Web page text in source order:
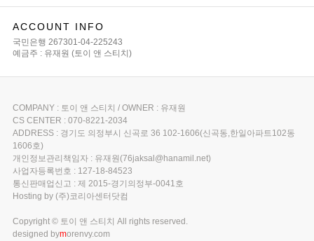
ACCOUNT INFO
국민은행 267301-04-225243
예금주 : 유재원 (토이 앤 스티치)
COMPANY : 토이 앤 스티치 / OWNER : 유재원
CS CENTER : 070-8221-2034
ADDRESS : 경기도 의정부시 신곡로 36 102-1606(신곡동,한일아파트102동
1606호)
개인정보관리책임자 : 유재원(76jaksal@hanamil.net)
사업자등록번호 : 127-18-84523
통신판매업신고 : 제 2015-경기의정부-0041호
Hosting by (주)코리아센터닷컴
Copyright © 토이 앤 스티치 All rights reserved.
designed bymorenvy.com